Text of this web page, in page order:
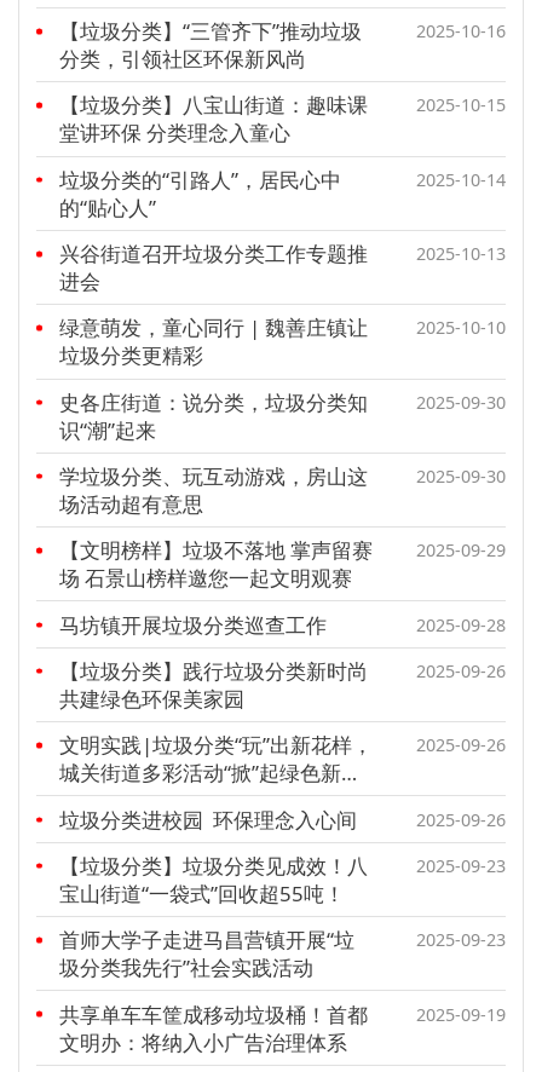
【垃圾分类】“三管齐下”推动垃圾
分类，引领社区环保新风尚
2025-10-16
【垃圾分类】八宝山街道：趣味课
堂讲环保 分类理念入童心
2025-10-15
垃圾分类的“引路人”，居民心中
的“贴心人”
2025-10-14
兴谷街道召开垃圾分类工作专题推
进会
2025-10-13
绿意萌发，童心同行 | 魏善庄镇让
垃圾分类更精彩
2025-10-10
史各庄街道：说分类，垃圾分类知
识“潮”起来
2025-09-30
学垃圾分类、玩互动游戏，房山这
场活动超有意思
2025-09-30
【文明榜样】垃圾不落地 掌声留赛
场 石景山榜样邀您一起文明观赛
2025-09-29
马坊镇开展垃圾分类巡查工作 2025-09-28
【垃圾分类】践行垃圾分类新时尚
共建绿色环保美家园
2025-09-26
文明实践|垃圾分类“玩”出新花样，
城关街道多彩活动“掀”起绿色新风
尚
2025-09-26
垃圾分类进校园 环保理念入心间 2025-09-26
【垃圾分类】垃圾分类见成效！八
宝山街道“一袋式”回收超55吨！
2025-09-23
首师大学子走进马昌营镇开展“垃
圾分类我先行”社会实践活动
2025-09-23
共享单车车筐成移动垃圾桶！首都
文明办：将纳入小广告治理体系
2025-09-19